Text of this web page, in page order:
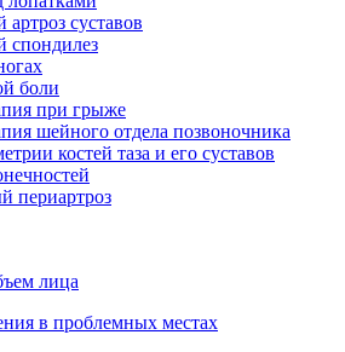
суставов
боли
при грыже
шейного отдела позвоночника
костей таза и его суставов
периартроз
лица
в проблемных местах